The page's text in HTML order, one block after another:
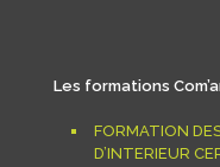
Les formations
FORMATION
D’INTERIEUR